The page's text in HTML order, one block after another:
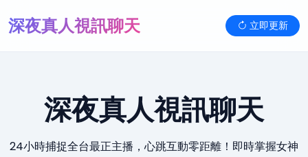
深夜真人視訊聊天 立即更新
深夜真人視訊聊天
24小時捕捉全台最正主播，心跳互動零距離！即時掌握女神